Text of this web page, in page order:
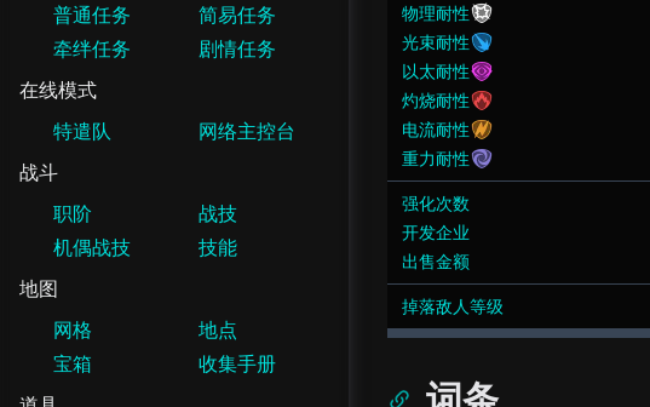
普通任务
简易任务
牵绊任务
剧情任务
在线模式
特遣队
网络主控台
战斗
职阶
战技
机偶战技
技能
地图
网格
地点
宝箱
收集手册
物理耐性
光束耐性
以太耐性
灼烧耐性
电流耐性
重力耐性
强化次数
开发企业
出售金额
掉落敌人等级